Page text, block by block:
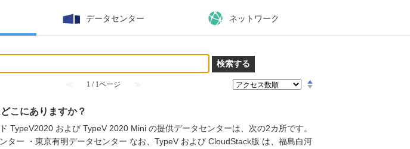
データセンター ネットワーク
≪ 1 / 1ページ ≫
こにありますか？
TypeV2020 および TypeV 2020 Mini の提供データセンターは、次の2カ所です。
ター ・東京有明データセンター なお、TypeV および CloudStack版 は、福島白河